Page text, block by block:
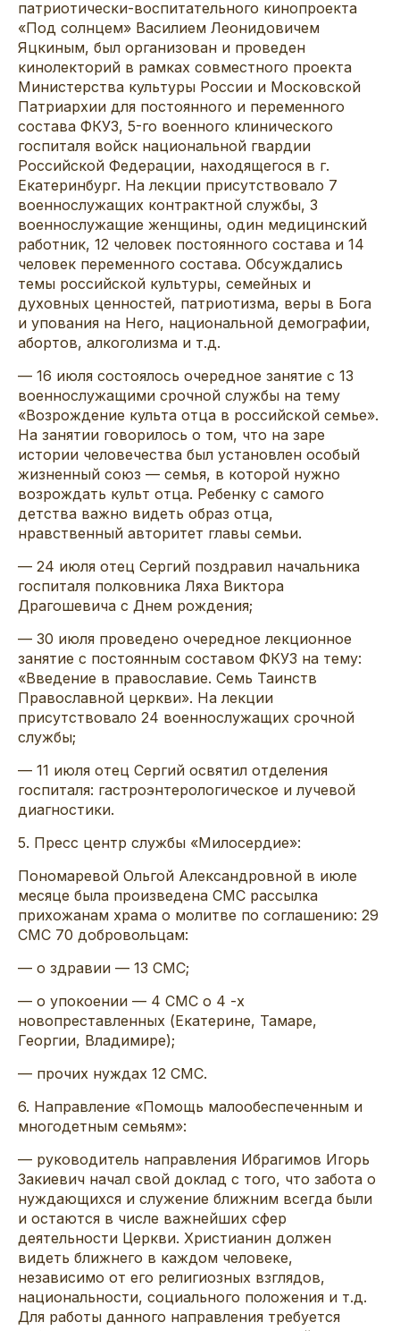
патриотически-воспитательного кинопроекта
«Под солнцем» Василием Леонидовичем
Яцкиным, был организован и проведен
кинолекторий в рамках совместного проекта
Министерства культуры России и Московской
Патриархии для постоянного и переменного
состава ФКУЗ, 5-го военного клинического
госпиталя войск национальной гвардии
Российской Федерации, находящегося в г.
Екатеринбург. На лекции присутствовало 7
военнослужащих контрактной службы, 3
военнослужащие женщины, один медицинский
работник, 12 человек постоянного состава и 14
человек переменного состава. Обсуждались
темы российской культуры, семейных и
духовных ценностей, патриотизма, веры в Бога
и упования на Него, национальной демографии,
абортов, алкоголизма и т.д.
— 16 июля состоялось очередное занятие с 13
военнослужащими срочной службы на тему
«Возрождение культа отца в российской семье».
На занятии говорилось о том, что на заре
истории человечества был установлен особый
жизненный союз — семья, в которой нужно
возрождать культ отца. Ребенку с самого
детства важно видеть образ отца,
нравственный авторитет главы семьи.
— 24 июля отец Сергий поздравил начальника
госпиталя полковника Ляха Виктора
Драгошевича с Днем рождения;
— 30 июля проведено очередное лекционное
занятие с постоянным составом ФКУЗ на тему:
«Введение в православие. Семь Таинств
Православной церкви». На лекции
присутствовало 24 военнослужащих срочной
службы;
— 11 июля отец Сергий освятил отделения
госпиталя: гастроэнтерологическое и лучевой
диагностики.
5. Пресс центр службы «Милосердие»:
Пономаревой Ольгой Александровной в июле
месяце была произведена СМС рассылка
прихожанам храма о молитве по соглашению: 29
СМС 70 добровольцам:
— о здравии — 13 СМС;
— о упокоении — 4 СМС о 4 -х
новопреставленных (Екатерине, Тамаре,
Георгии, Владимире);
— прочих нуждах 12 СМС.
6. Направление «Помощь малообеспеченным и
многодетным семьям»:
— руководитель направления Ибрагимов Игорь
Закиевич начал свой доклад с того, что забота о
нуждающихся и служение ближним всегда были
и остаются в числе важнейших сфер
деятельности Церкви. Христианин должен
видеть ближнего в каждом человеке,
независимо от его религиозных взглядов,
национальности, социального положения и т.д.
Для работы данного направления требуется